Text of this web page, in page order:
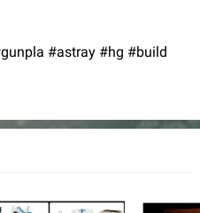
#astray #hg #build